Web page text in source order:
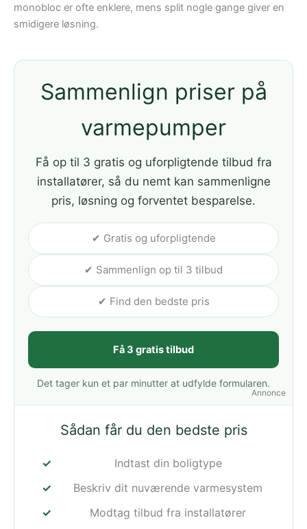
monobloc er ofte enklere, mens split nogle gange giver en
smidigere løsning.
Annonce
Sammenlign priser på
varmepumper
Få op til 3 gratis og uforpligtende tilbud fra
installatører, så du nemt kan sammenligne
pris, løsning og forventet besparelse.
✔ Gratis og uforpligtende
✔ Sammenlign op til 3 tilbud
✔ Find den bedste pris
Få 3 gratis tilbud
Det tager kun et par minutter at udfylde formularen.
Sådan får du den bedste pris
Indtast din boligtype
Beskriv dit nuværende varmesystem
Modtag tilbud fra installatører